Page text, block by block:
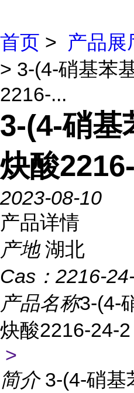
首页 > 产品展
> 3-(4-硝基苯
2216-...
3-(4-硝基
炔酸
2023-08-10
产品详情
产地 湖北
Cas： 2216-
产品名称3-(4-
炔酸2216-24-2
>
简介 3-(4-硝基